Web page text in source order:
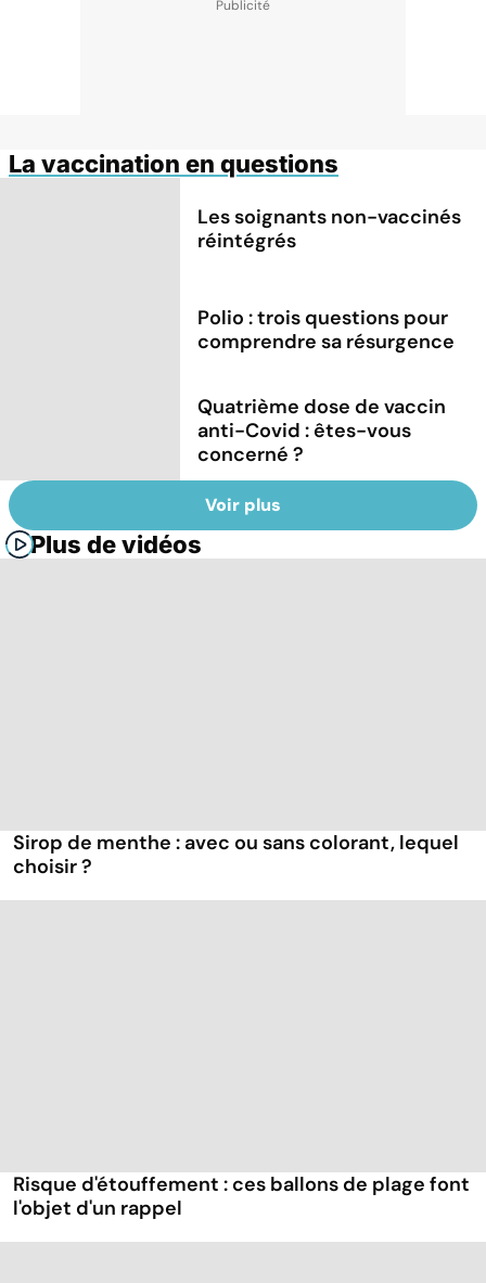
La vaccination en questions
Les soignants non-vaccinés
réintégrés
Polio : trois questions pour
comprendre sa résurgence
Quatrième dose de vaccin
anti-Covid : êtes-vous
concerné ?
Voir plus
Plus de vidéos
Sirop de menthe : avec ou sans colorant, lequel
choisir ?
Risque d'étouffement : ces ballons de plage font
l'objet d'un rappel